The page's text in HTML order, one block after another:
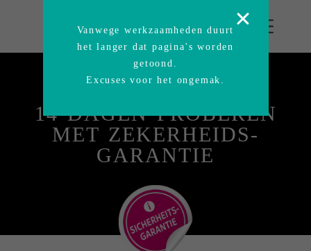
14 DAGEN PROBEREN
MET ZEKERHEIDS-
GARANTIE
Vanwege werkzaamheden duurt
het langer dat pagina's worden
getoond.
Excuses voor het ongemak.